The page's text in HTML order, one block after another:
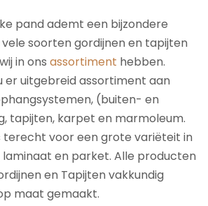
pand ademt een bijzondere
soorten gordijnen en tapijten
in ons assortiment hebben.
er uitgebreid assortiment aan
(buiten- en
tapijten, karpet en marmoleum.
terecht voor een grote variëteit in
en parket. Alle producten
en Tapijten vakkundig
maat gemaakt.